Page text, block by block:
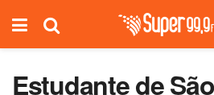
Estudante de